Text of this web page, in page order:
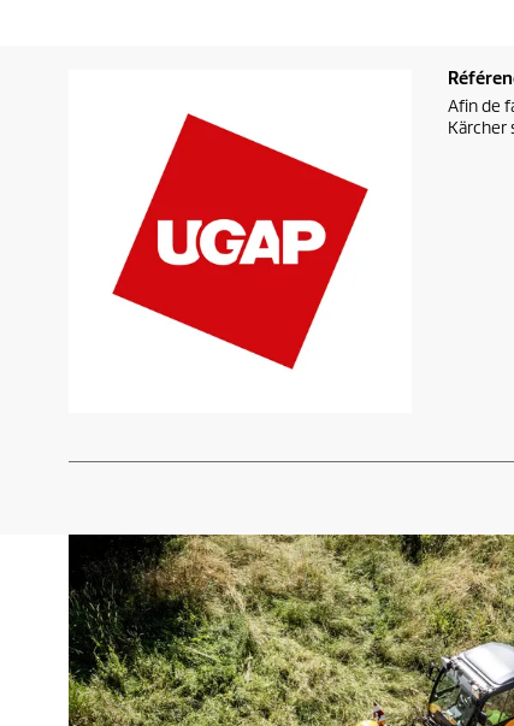
Afin de
Kärcher